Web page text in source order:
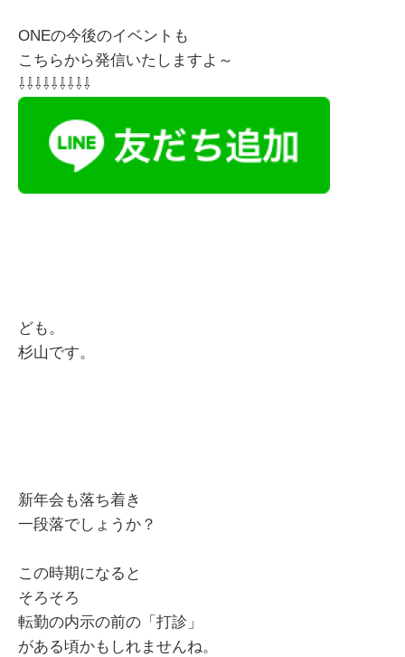
ONEの今後のイベントも
こちらから発信いたしますよ～
⇩⇩⇩⇩⇩⇩⇩⇩⇩
ども。
杉山です。
新年会も落ち着き
一段落でしょうか？
この時期になると
そろそろ
転勤の内示の前の「打診」
がある頃かもしれませんね。